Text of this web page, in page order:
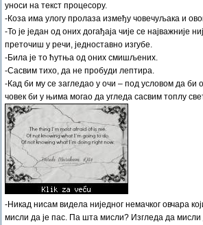
уноси на текст процесору.
-Коза има улогу пролаза између човечуљака и
-То је један од оних догађаја чије се најважније
преточиш у речи, једноставно изгубе.
-Била је то ћутња од оних смишљених.
-Сасвим тихо, да не пробуди лептира.
-Кад би му се загледао у очи – под условом да би
човек би у њима могао да угледа сасвим топлу
-Никад нисам видела ниједног немачког овчара
мисли да је пас. Па шта мисли? Изгледа да мисли